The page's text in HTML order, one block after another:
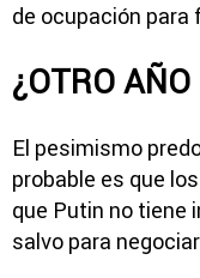
de ocupación para
¿OTRO
El pesimismo
probable es que
que Putin no tiene
salvo para